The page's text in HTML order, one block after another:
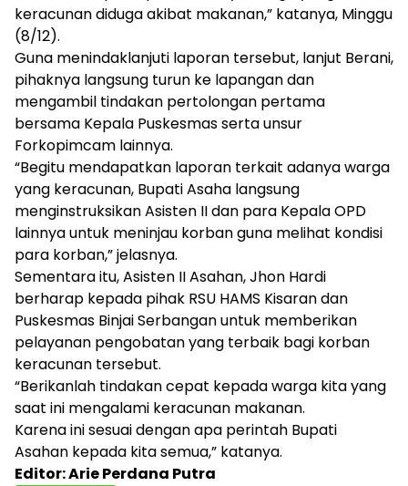
keracunan diduga akibat makanan,” katanya, Minggu
(8/12).
Guna menindaklanjuti laporan tersebut, lanjut Berani,
pihaknya langsung turun ke lapangan dan
mengambil tindakan pertolongan pertama
bersama Kepala Puskesmas serta unsur
Forkopimcam lainnya.
“Begitu mendapatkan laporan terkait adanya warga
yang keracunan, Bupati Asaha langsung
menginstruksikan Asisten II dan para Kepala OPD
lainnya untuk meninjau korban guna melihat kondisi
para korban,” jelasnya.
Sementara itu, Asisten II Asahan, Jhon Hardi
berharap kepada pihak RSU HAMS Kisaran dan
Puskesmas Binjai Serbangan untuk memberikan
pelayanan pengobatan yang terbaik bagi korban
keracunan tersebut.
“Berikanlah tindakan cepat kepada warga kita yang
saat ini mengalami keracunan makanan.
Karena ini sesuai dengan apa perintah Bupati
Asahan kepada kita semua,” katanya.
Editor: Arie Perdana Putra